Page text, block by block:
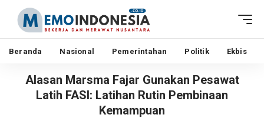
Beranda Nasional Pemerintahan Politik Ekbis
Alasan Marsma Fajar Gunakan Pesawat
Latih FASI: Latihan Rutin Pembinaan
Kemampuan